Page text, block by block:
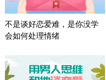
上海-浦东
微信用户
方案
广东-广州
湖北-武汉
不是谈好恋爱难，是你没学
会如何处理情绪